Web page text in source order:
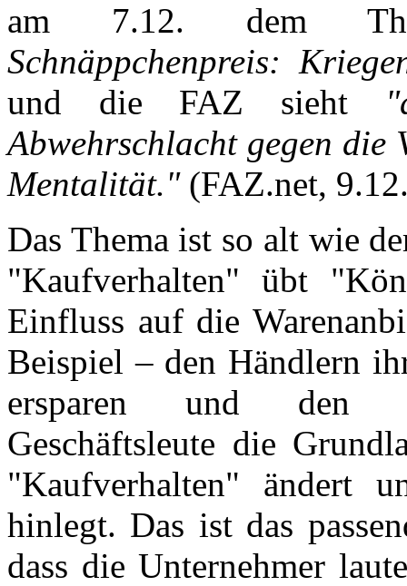
am 7.12. dem
Schnäppchenpreis:
und die FAZ sieht
Abwehrschlacht gegen
Mentalität."(FAZ.net,
Das Thema ist so alt wie
"Kaufverhalten" übt
Einfluss auf die
Beispiel – den Händlern
ersparen und den
Geschäftsleute die
"Kaufverhalten" ändert
hinlegt. Das ist das
dass die Unternehmer